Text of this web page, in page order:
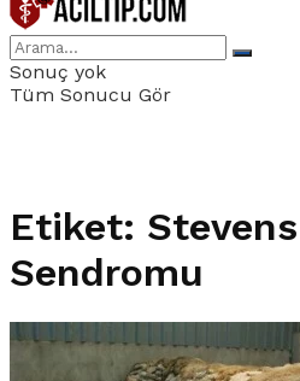
Sonuç yok
Tüm Sonucu Gör
Etiket:
Sendromu